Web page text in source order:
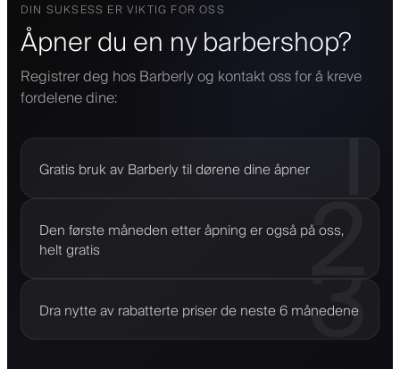
DIN SUKSESS ER VIKTIG FOR OSS
Åpner du en ny barbershop?
Registrer deg hos Barberly og kontakt oss for å kreve
fordelene dine:
Gratis bruk av Barberly til dørene dine åpner 1
Den første måneden etter åpning er også på oss,
helt gratis
2
Dra nytte av rabatterte priser de neste 6 månedene
3